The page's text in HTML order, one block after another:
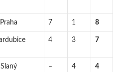
7 1 8
4 3 7
– 4 4